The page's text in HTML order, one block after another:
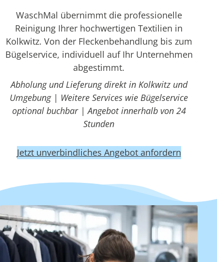
WaschMal übernimmt die professionelle
Reinigung Ihrer hochwertigen Textilien in
Kolkwitz. Von der Fleckenbehandlung bis zum
Bügelservice, individuell auf Ihr Unternehmen
abgestimmt.
Abholung und Lieferung direkt in Kolkwitz und
Umgebung | Weitere Services wie Bügelservice
optional buchbar | Angebot innerhalb von 24
Stunden
Jetzt unverbindliches Angebot anfordern